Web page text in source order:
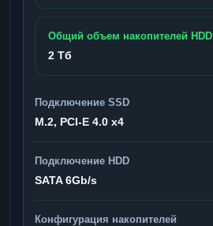
Общий объем накопителей HDD
2 Тб
Подключение SSD
M.2, PCI-E 4.0 x4
Подключение HDD
SATA 6Gb/s
Конфигурация накопителей